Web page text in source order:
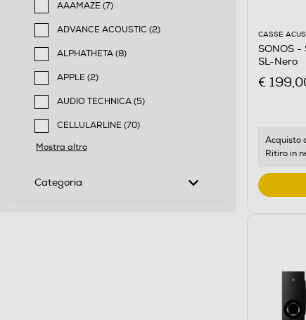
AAAMAZE (7)
Filtra per Marca: AAAMAZE
ADVANCE ACOUSTIC (2)
Filtra per Marca: ADVANCE ACOUSTIC
ALPHATHETA (8)
Filtra per Marca: ALPHATHETA
APPLE (2)
Filtra per Marca: APPLE
AUDIO TECHNICA (5)
Filtra per Marca: AUDIO TECHNICA
CELLULARLINE (70)
Filtra per Marca: CELLULARLINE
Mostra altro
Categoria
CASSE
SONOS -
SL-Nero
€
Acquisto
Ritiro in